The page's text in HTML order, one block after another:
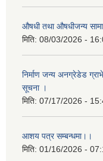
औषधी तथा औषधीजन्य
मिति: 08/03/2026 -
निर्माण जन्य अनग्रेडेड
सूचना ।
मिति: 07/17/2026 -
आशय पत्र सम्बन्धमा।।
मिति: 01/16/2026 -